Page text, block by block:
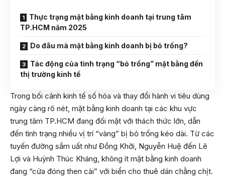
Thực trạng mặt bằng kinh doanh tại trung tâm
TP.HCM năm 2025
Do đâu mà mặt bằng kinh doanh bị bỏ trống?
Tác động của tình trạng “bỏ trống” mặt bằng đến
thị trường kinh tế
Trong bối cảnh kinh tế số hóa và thay đổi hành vi tiêu dùng
ngày càng rõ nét, mặt bằng kinh doanh tại các khu vực
trung tâm TP.HCM đang đối mặt với thách thức lớn, dẫn
đến tình trạng nhiều vị trí “vàng” bị bỏ trống kéo dài. Từ các
tuyến đường sầm uất như Đồng Khởi, Nguyễn Huệ đến Lê
Lợi và Huỳnh Thúc Kháng, không ít mặt bằng kinh doanh
đang “cửa đóng then cài” với biển cho thuê dán chằng chịt.